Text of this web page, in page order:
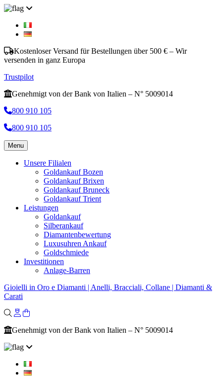
Kostenloser Versand für Bestellungen über 500 € – Wir
versenden in ganz Europa
Trustpilot
Genehmigt von der Bank von Italien – N° 5009014
800 910 105
800 910 105
Menu
Unsere Filialen
Goldankauf Bozen
Goldankauf Brixen
Goldankauf Bruneck
Goldankauf Trient
Leistungen
Goldankauf
Silberankauf
Diamantenbewertung
Luxusuhren Ankauf
Goldschmiede
Investitionen
Anlage-Barren
Gioielli in Oro e Diamanti | Anelli, Bracciali, Collane | Diamanti &
Carati
Genehmigt von der Bank von Italien – N° 5009014